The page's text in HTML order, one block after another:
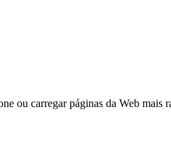
carregar páginas da Web mais